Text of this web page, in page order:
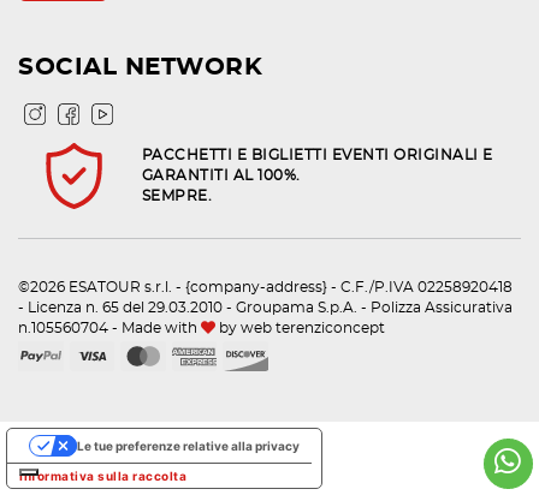
SOCIAL NETWORK
PACCHETTI E BIGLIETTI EVENTI ORIGINALI E
GARANTITI AL 100%.
SEMPRE.
©2026 ESATOUR s.r.l. - {company-address} - C.F./P.IVA 02258920418
- Licenza n. 65 del 29.03.2010 - Groupama S.p.A. - Polizza Assicurativa
n.105560704 - Made with
by web terenziconcept
Informativa sulla raccolta
Le tue preferenze relative alla privacy